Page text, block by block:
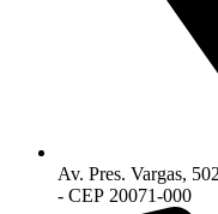
Av. Pres. Vargas,
- CEP 20071-000